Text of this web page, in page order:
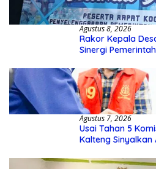
Agustus 8, 2026
Rakor Kepala
Sinergi
Agustus 7, 2026
Usai Tahan 5
Kalteng